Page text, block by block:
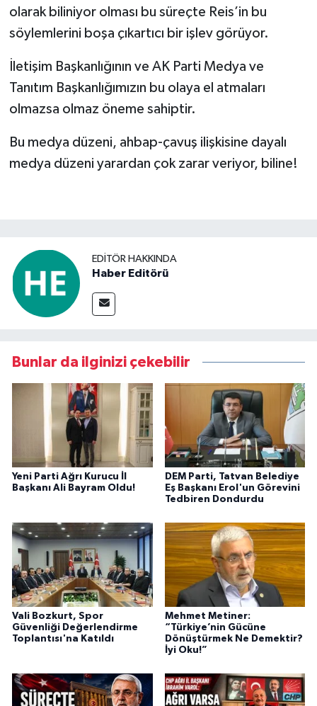
olarak biliniyor olması bu süreçte Reis’in bu
söylemlerini boşa çıkartıcı bir işlev görüyor.
İletişim Başkanlığının ve AK Parti Medya ve
Tanıtım Başkanlığımızın bu olaya el atmaları
olmazsa olmaz öneme sahiptir.
Bu medya düzeni, ahbap-çavuş ilişkisine dayalı
medya düzeni yarardan çok zarar veriyor, biline!
EDITÖR HAKKINDA
Haber Editörü
Bunlar da ilginizi çekebilir
Yeni Parti Ağrı Kurucu İl
Başkanı Ali Bayram Oldu!
DEM Parti, Tatvan Belediye
Eş Başkanı Erol'un Görevini
Tedbiren Dondurdu
Vali Bozkurt, Spor
Güvenliği Değerlendirme
Toplantısı'na Katıldı
Mehmet Metiner:
“Türkiye’nin Gücüne
Dönüştürmek Ne Demektir?
İyi Oku!”